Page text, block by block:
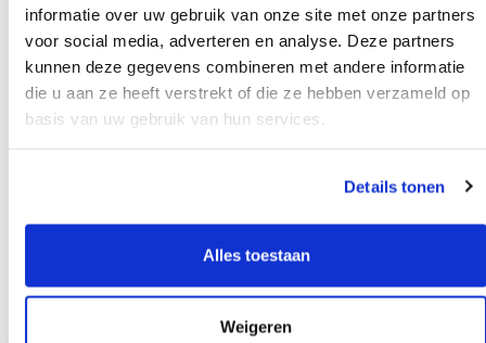
informatie over uw gebruik van onze site met onze partners
voor social media, adverteren en analyse. Deze partners
kunnen deze gegevens combineren met andere informatie
die u aan ze heeft verstrekt of die ze hebben verzameld op
basis van uw gebruik van hun services.
Details tonen
Alles toestaan
Weigeren
en klein.
Strategische roadmap
cloud-, security- en
data-oplossingen. Tijdens een
interactieve workshop, stellen we
samen een strategische roadmap
op. Zo bewandelen we samen stap